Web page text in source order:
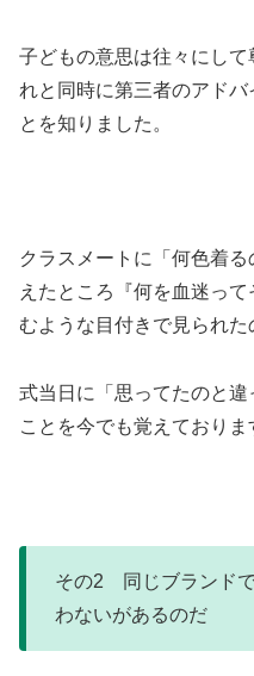
子どもの意思は往々にし
れと同時に第三者のアド
とを知りました。
クラスメートに「何色着
えたところ『何を血迷っ
むような目付きで見られた
式当日に「思ってたのと
ことを今でも覚えておりま
その2 同じブランド
わないがあるのだ